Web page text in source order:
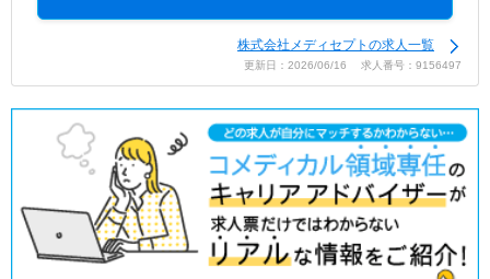
株式会社メディセプトの求人一覧
更新日：2026/06/16 求人番号：9156497